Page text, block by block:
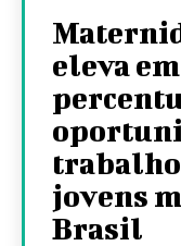
eleva
trabalho
jovens
Brasil